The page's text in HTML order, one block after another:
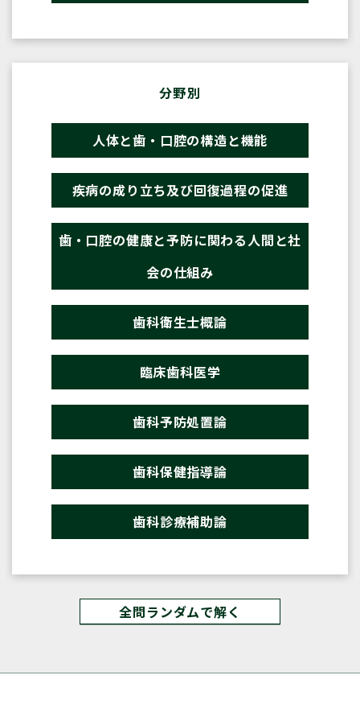
分野別
人体と歯・口腔の構造と機能
疾病の成り立ち及び回復過程の促進
歯・口腔の健康と予防に関わる人間と社
会の仕組み
歯科衛生士概論
臨床歯科医学
歯科予防処置論
歯科保健指導論
歯科診療補助論
全問ランダムで解く